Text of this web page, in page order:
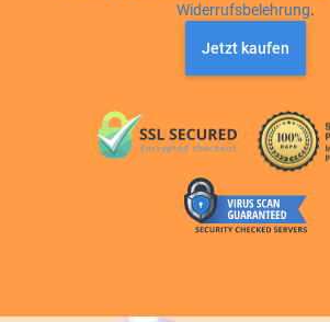
Widerrufsbelehrung.
Jetzt kaufen